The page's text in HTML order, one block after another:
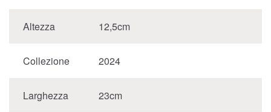
Altezza 12,5cm
Collezione 2024
Larghezza 23cm